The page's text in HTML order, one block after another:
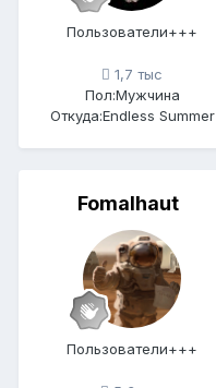
Пользователи+++
1,7 тыс
Пол:Мужчина
Откуда:Endless Summer
Fomalhaut
Пользователи+++